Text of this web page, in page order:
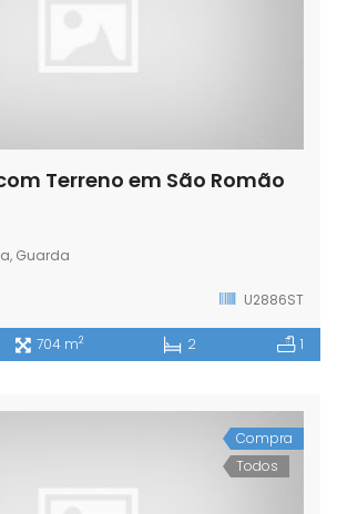
Terreno em São Romão
Guarda
U2886ST
704 m2 2 1
Compra
Todos